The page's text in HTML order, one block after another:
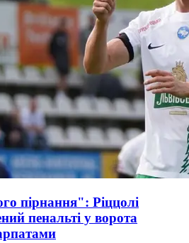
пірнання": Ріццолі
пенальті у ворота